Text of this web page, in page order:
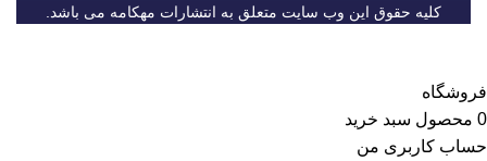
کلیه حقوق این وب سایت متعلق به انتشارات مهکامه می باشد.
فروشگاه
0 محصول سبد خرید
حساب کاربری من